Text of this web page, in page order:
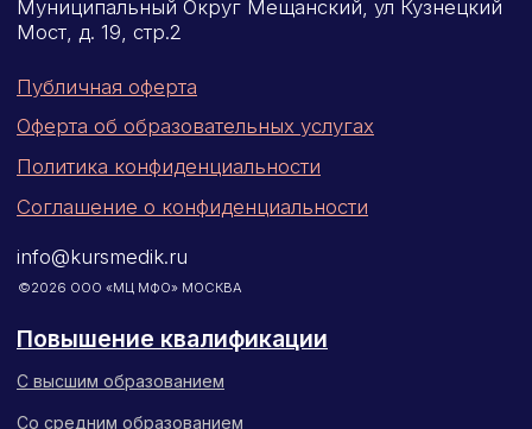
и Фармацевтического Образования»
Неврология
О нашем центре
Основные сведения
управления
Способы оплаты
Контакты